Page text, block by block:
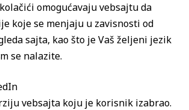
omogućavaju vebsajtu da
koje se menjaju u zavisnosti od
sajta, kao što je Vaš željeni jezik
se nalazite.
vebsajta koju je korisnik izabrao.